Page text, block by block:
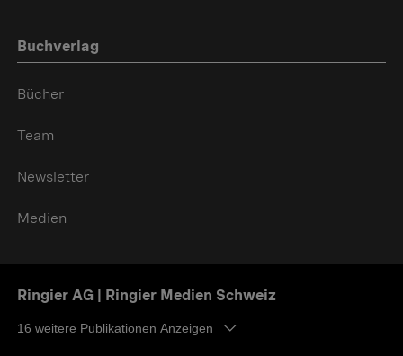
Buchverlag
Bücher
Team
Newsletter
Medien
Ringier AG | Ringier Medien Schweiz
16 weitere Publikationen Anzeigen